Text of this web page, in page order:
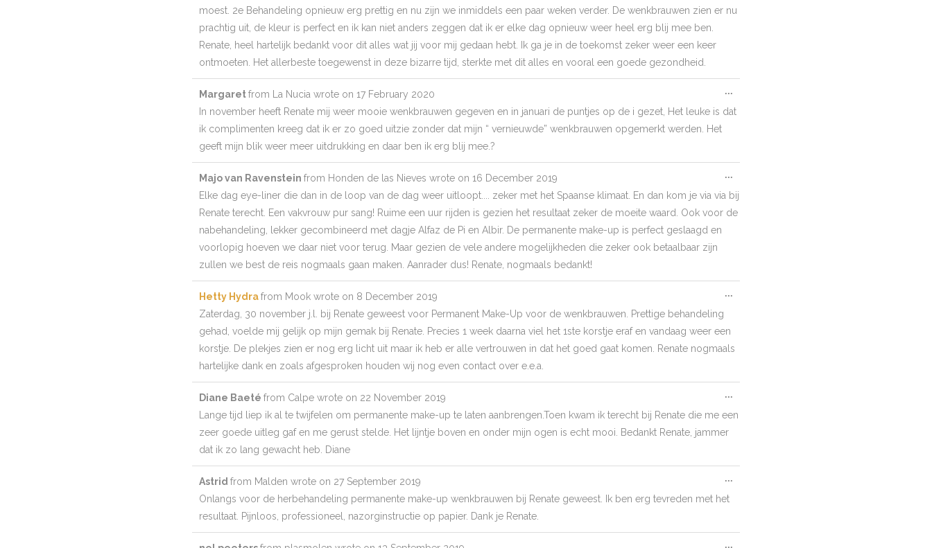
moest. 2e Behandeling opnieuw erg prettig en nu zijn we inmiddels een paar weken verder. De wenkbrauwen zien er nu
prachtig uit, de kleur is perfect en ik kan niet anders zeggen dat ik er elke dag opnieuw weer heel erg blij mee ben.
Renate, heel hartelijk bedankt voor dit alles wat jij voor mij gedaan hebt. Ik ga je in de toekomst zeker weer een keer
ontmoeten. Het allerbeste toegewenst in deze bizarre tijd, sterkte met dit alles en vooral een goede gezondheid.
Margaretfrom La Nucia wrote on 17 February 2020
In november heeft Renate mij weer mooie wenkbrauwen gegeven en in januari de puntjes op de i gezet, Het leuke is dat
ik complimenten kreeg dat ik er zo goed uitzie zonder dat mijn “ vernieuwde” wenkbrauwen opgemerkt werden. Het
geeft mijn blik weer meer uitdrukking en daar ben ik erg blij mee.?
...
metabox.
Majo van Ravenstein from Honden de las Nieves wrote on 16 December 2019
Elke dag eye-liner die dan in de loop van de dag weer uitloopt.... zeker met het Spaanse klimaat. En dan kom je via via bij
Renate terecht. Een vakvrouw pur sang! Ruime een uur rijden is gezien het resultaat zeker de moeite waard. Ook voor de
nabehandeling, lekker gecombineerd met dagje Alfaz de Pi en Albir. De permanente make-up is perfect geslaagd en
voorlopig hoeven we daar niet voor terug. Maar gezien de vele andere mogelijkheden die zeker ook betaalbaar zijn
zullen we best de reis nogmaals gaan maken. Aanrader dus! Renate, nogmaals bedankt!
...
metabox.
Hetty Hydrafrom Mook wrote on 8 December 2019
Zaterdag, 30 november j.l. bij Renate geweest voor Permanent Make-Up voor de wenkbrauwen. Prettige behandeling
gehad, voelde mij gelijk op mijn gemak bij Renate. Precies 1 week daarna viel het 1ste korstje eraf en vandaag weer een
korstje. De plekjes zien er nog erg licht uit maar ik heb er alle vertrouwen in dat het goed gaat komen. Renate nogmaals
hartelijke dank en zoals afgesproken houden wij nog even contact over e.e.a.
...
Diane Baeté from Calpe wrote on 22 November 2019
Lange tijd liep ik al te twijfelen om permanente make-up te laten aanbrengen.Toen kwam ik terecht bij Renate die me een
zeer goede uitleg gaf en me gerust stelde. Het lijntje boven en onder mijn ogen is echt mooi. Bedankt Renate, jammer
dat ik zo lang gewacht heb. Diane
...
metabox.
Astrid from Malden wrote on 27 September 2019
Onlangs voor de herbehandeling permanente make-up wenkbrauwen bij Renate geweest. Ik ben erg tevreden met het
resultaat. Pijnloos, professioneel, nazorginstructie op papier. Dank je Renate.
...
...